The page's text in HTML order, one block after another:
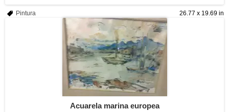
26.77 x 19.69 in
Pintura
Acuarela marina europea